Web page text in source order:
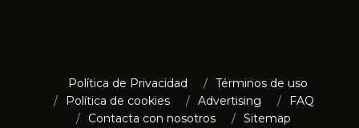
Política de Privacidad
Términos de uso
Política de cookies
Advertising
FAQ
Contacta con nosotros
Sitemap